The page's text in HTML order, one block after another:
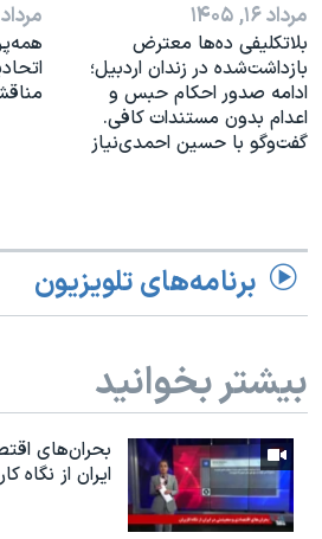
مرداد ۱۶, ۱۴۰۵
بلاتکلیفی ده‌ها معترض
بازداشت‌شده در زندان اردبیل؛
ادامه صدور احکام حبس و
اعدام بدون مستندات کافی.
گفت‌وگو با حسین احمدی‌نیاز
مرداد ۱۶, ۱۴۰۵
برنامه‌های تلویزیون
بیشتر بخوانید
بحران‌های
ایران از نگاه